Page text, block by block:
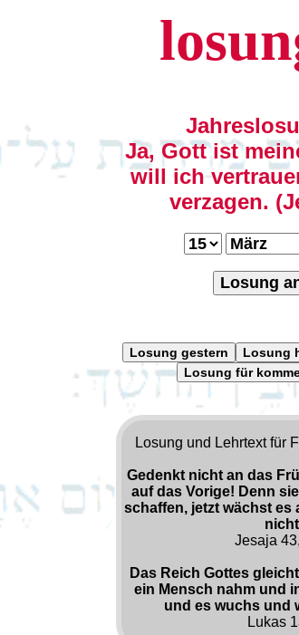
Ja, Gott ist
will ich
verzagen.
Losung
Losung gestern Losung
Losung für
Losung und Lehrtext für
Gedenkt nicht an das
auf das Vorige! Denn
schaffen, jetzt wächst es
Jesaja
Das Reich Gottes
ein Mensch nahm und
und es wuchs und
Lukas